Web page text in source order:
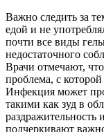
Важно следить за
едой и не
почти все виды
недостаточного
Врачи отмечают,
проблема, с
Инфекция может
такими как зуд в
подчеркивают